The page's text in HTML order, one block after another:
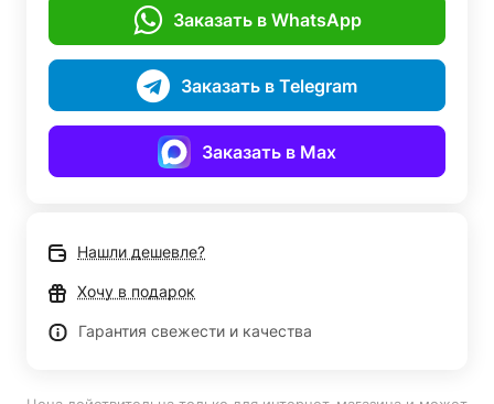
Заказать в WhatsApp
Заказать в Telegram
Заказать в Max
Нашли дешевле?
Хочу в подарок
Гарантия свежести и качества